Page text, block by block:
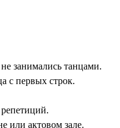
занимались танцами.
с первых строк.
репетиций.
или актовом зале.